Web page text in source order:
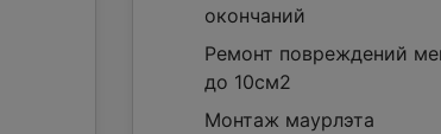
окончаний
Ремонт повреждений
до 10см2
Монтаж маурлэта